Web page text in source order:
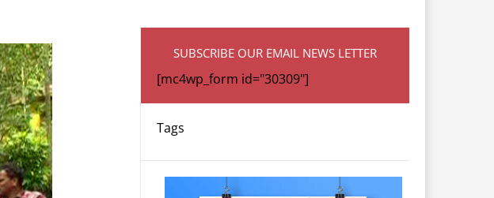
SUBSCRIBE OUR EMAIL NEWS LETTER
[mc4wp_form id="30309"]
Tags